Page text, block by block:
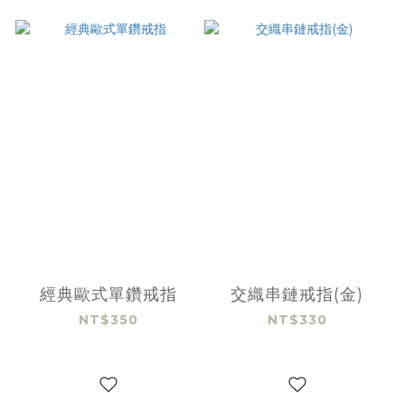
經典歐式單鑽戒指
NT$350
交織串鏈戒指(金)
NT$330